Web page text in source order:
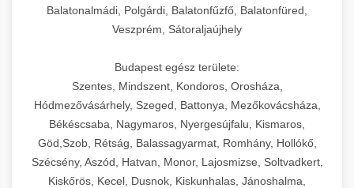
Balatonalmádi, Polgárdi, Balatonfűzfő, Balatonfüred,
Veszprém, Sátoraljaújhely
Budapest egész területe:
Szentes, Mindszent, Kondoros, Orosháza,
Hódmezővásárhely, Szeged, Battonya, Mezőkovácsháza,
Békéscsaba, Nagymaros, Nyergesújfalu, Kismaros,
Göd,Szob, Rétság, Balassagyarmat, Romhány, Hollókő,
Szécsény, Aszód, Hatvan, Monor, Lajosmizse, Soltvadkert,
Kiskőrös, Kecel, Dusnok, Kiskunhalas, Jánoshalma,